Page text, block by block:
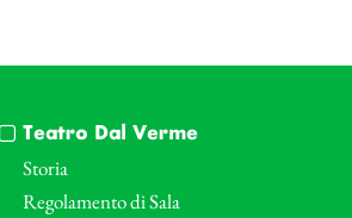
Teatro Dal Verme
Storia
Regolamento di Sala